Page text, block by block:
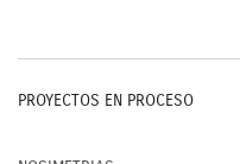
PROYECTOS EN PROCESO